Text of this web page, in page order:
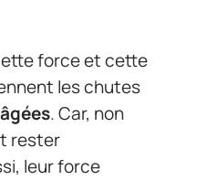
force et cette
les chutes
. Car, non
rester
leur force